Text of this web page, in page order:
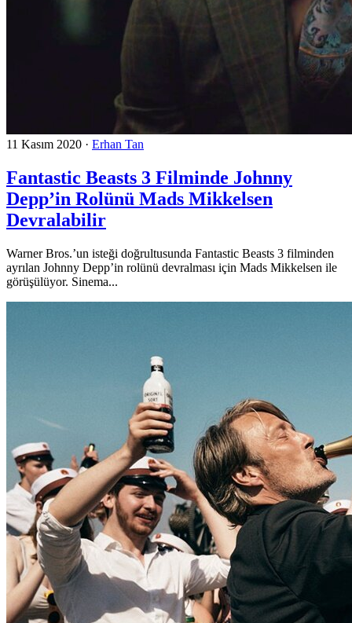
11 Kasım 2020 · Erhan Tan
Fantastic Beasts 3 Filminde Johnny
Depp’in Rolünü Mads Mikkelsen
Devralabilir
Warner Bros.’un isteği doğrultusunda Fantastic Beasts 3 filminden
ayrılan Johnny Depp’in rolünü devralması için Mads Mikkelsen ile
görüşülüyor. Sinema...